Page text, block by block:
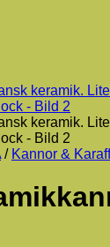
/ Kannor &